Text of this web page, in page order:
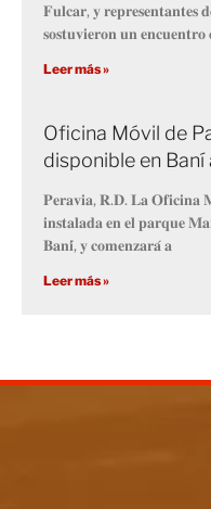
𝐅𝐮𝐥𝐜𝐚𝐫, 𝐲
𝐬𝐨𝐬𝐭𝐮𝐯𝐢𝐞𝐫𝐨𝐧 𝐮𝐧 𝐞𝐧𝐜𝐮𝐞𝐧𝐭𝐫𝐨
Leer más »
Oficina Móvil de
disponible en
𝐏𝐞𝐫𝐚𝐯𝐢𝐚, 𝐑.𝐃. 𝐋𝐚 𝐎𝐟𝐢𝐜𝐢𝐧𝐚
𝐢𝐧𝐬𝐭𝐚𝐥𝐚𝐝𝐚 𝐞𝐧 𝐞𝐥 𝐩𝐚𝐫𝐪𝐮𝐞
𝐁𝐚𝐧𝐢́, 𝐲 𝐜𝐨𝐦𝐞𝐧𝐳𝐚𝐫𝐚́ 𝐚
Leer más »